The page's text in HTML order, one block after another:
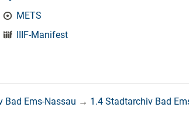
METS
IIIF-Manifest
Bad Ems-Nassau → 1.4 Stadtarchiv Bad